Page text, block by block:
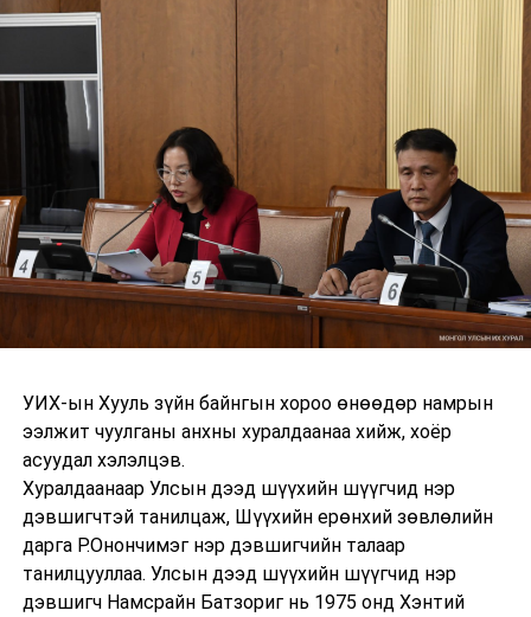
УИХ-ын Хууль зүйн байнгын хороо өнөөдөр намрын
ээлжит чуулганы анхны хуралдаанаа хийж, хоёр
асуудал хэлэлцэв.
Хуралдаанаар Улсын дээд шүүхийн шүүгчид нэр
дэвшигчтэй танилцаж, Шүүхийн ерөнхий зөвлөлийн
дарга Р.Онончимэг нэр дэвшигчийн талаар
танилцууллаа. Улсын дээд шүүхийн шүүгчид нэр
дэвшигч Намсрайн Батзориг нь 1975 онд Хэнтий